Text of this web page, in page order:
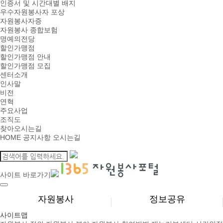
인증서 및 시간대별 배지
우수자원봉사자 포상
자원봉사자증
자원봉사 종합보험
명예의전당
할인가맹점
할인가맹점 안내
할인가맹점 모집
센터소개
인사말
비전
연혁
주요사업
조직도
찾아오시는길
HOME 공지사항 오시는길
사이트 바로가기
자원봉사 정보공유
사이트맵